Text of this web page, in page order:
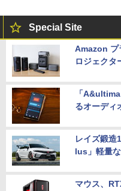
Special Site
Amazon プ
ロジェクタ
「
るオーディ
レイズ鍛造
lus」軽量
マウス、